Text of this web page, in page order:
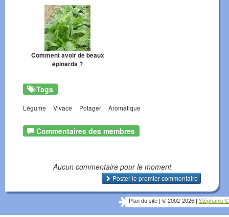
Comment avoir de beaux
épinards ?
Tags
Légume Vivace Potager Aromatique
Commentaires des membres
Aucun commentaire pour le moment
Poster le premier commentaire
Plan du site © 2002-2026 Stéphanie C